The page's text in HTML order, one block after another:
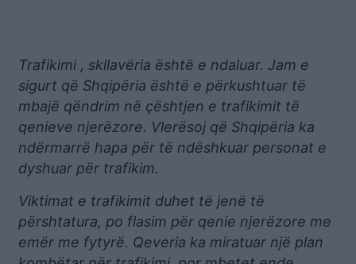
Trafikimi , skllavëria është e ndaluar. Jam e
sigurt që Shqipëria është e përkushtuar të
mbajë qëndrim në çështjen e trafikimit të
qenieve njerëzore. Vlerësoj që Shqipëria ka
ndërmarrë hapa për të ndëshkuar personat e
dyshuar për trafikim.
Viktimat e trafikimit duhet të jenë të
përshtatura, po flasim për qenie njerëzore me
emër me fytyrë. Qeveria ka miratuar një plan